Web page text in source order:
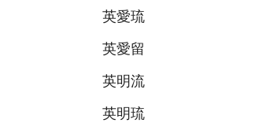
英愛琉
英愛留
英明流
英明琉